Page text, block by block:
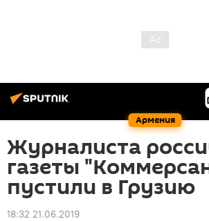
Армения
Журналиста
газеты
пустили в Грузию
18:32 21.06.2019